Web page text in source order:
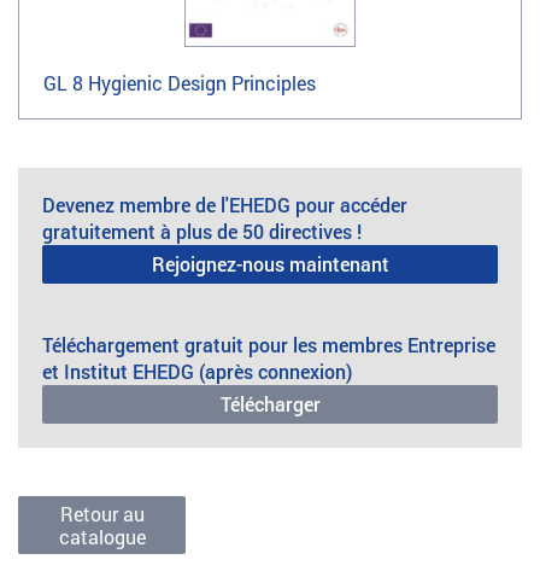
GL 8 Hygienic Design Principles
Devenez membre de l'EHEDG pour accéder
gratuitement à plus de 50 directives !
Rejoignez-nous maintenant
Téléchargement gratuit pour les membres Entreprise
et Institut EHEDG (après connexion)
Télécharger
Retour au
catalogue